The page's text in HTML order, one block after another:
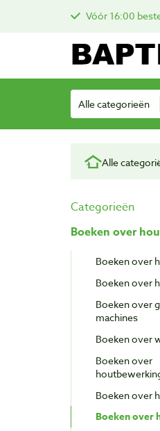
Vóór 16:00
Alle categorieën
Alle
Categorieën
Boeken over
Boeken over
Boeken over
Boeken over
machines
Boeken over
Boeken over
Boeken over
Boeken over